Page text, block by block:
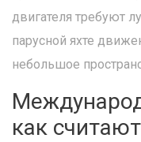
двигателя требуют
парусной яхте
небольшое
как